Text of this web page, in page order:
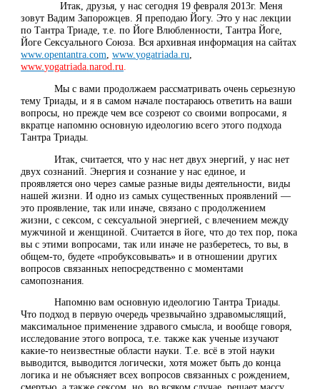
Итак, друзья, у нас сегодня 19 февраля 2013г. Меня
зовут Вадим Запорожцев. Я преподаю Йогу. Это у нас лекции
по Тантра Триаде, т.е. по Йоге Влюбленности, Тантра Йоге,
Йоге Сексуального Союза. Вся архивная информация на сайтах
www.opentantra.com,www.yogatriada.ru,
www.yogatriada.narod.ru.
Мы с вами продолжаем рассматривать очень серьезную
тему Триады, и я в самом начале постараюсь ответить на ваши
вопросы, но прежде чем все созреют со своими вопросами, я
вкратце напомню основную идеологию всего этого подхода
Тантра Триады.
Итак, считается, что у нас нет двух энергий, у нас нет
двух сознаний. Энергия и сознание у нас единое, и
проявляется оно через самые разные виды деятельности, виды
нашей жизни. И одно из самых существенных проявлений —
это проявление, так или иначе, связано с продолжением
жизни, с сексом, с сексуальной энергией, с влечением между
мужчиной и женщиной. Считается в йоге, что до тех пор, пока
вы с этими вопросами, так или иначе не разберетесь, то вы, в
общем-то, будете «пробуксовывать» и в отношении других
вопросов связанных непосредственно с моментами
самопознания.
Напомню вам основную идеологию Тантра Триады.
Что подход в первую очередь чрезвычайно здравомыслящий,
максимальное применение здравого смысла, и вообще говоря,
исследование этого вопроса, т.е. также как ученые изучают
какие-то неизвестные области науки. Т.е. всё в этой науки
выводится, выводится логически, хотя может быть до конца
логика и не объясняет всех вопросов связанных с рождением,